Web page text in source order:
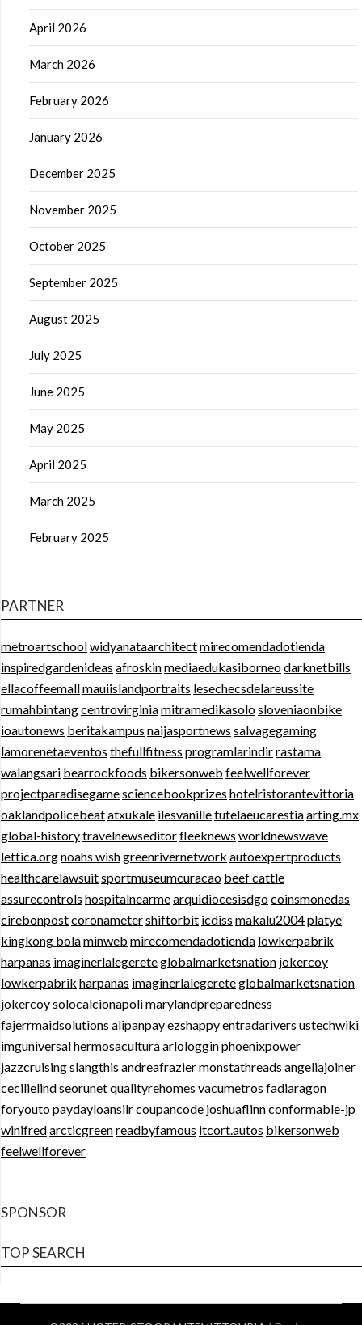
April 2026
March 2026
February 2026
January 2026
December 2025
November 2025
October 2025
September 2025
August 2025
July 2025
June 2025
May 2025
April 2025
March 2025
February 2025
PARTNER
metroartschoolwidyanataarchitectmirecomendadotienda
inspiredgardenideas afroskinmediaedukasiborneodarknetbills
ellacoffeemallmauiislandportraits lesechecsdelareussite
rumahbintangcentrovirginiamitramedikasolosloveniaonbike
ioautonews beritakampus naijasportnews salvagegaming
lamorenetaeventos thefullfitness programlarindirrastama
walangsari bearrockfoods bikersonweb feelwellforever
projectparadisegamesciencebookprizes hotelristorantevittoria
oaklandpolicebeatatxukale ilesvanilletutelaeucarestiaarting.mx
global-historytravelnewseditorfleeknews worldnewswave
lettica.orgnoahs wishgreenrivernetwork autoexpertproducts
healthcarelawsuitsportmuseumcuracao beef cattle
assurecontrols hospitalnearmearquidiocesisdgocoinsmonedas
cirebonpostcoronametershiftorbit icdiss makalu2004platye
kingkong bolaminweb mirecomendadotienda lowkerpabrik
harpanas imaginerlalegereteglobalmarketsnation jokercoy
lowkerpabrik harpanas imaginerlalegereteglobalmarketsnation
jokercoysolocalcionapolimarylandpreparedness
fajerrmaidsolutions alipanpayezshappyentradarivers ustechwiki
imguniversalhermosaculturaarlologginphoenixpower
jazzcruisingslangthis andreafraziermonstathreads angeliajoiner
cecilielindseorunetqualityrehomes vacumetros fadiaragon
foryoutopaydayloansilrcoupancode joshuaflinnconformable-jp
winifredarcticgreenreadbyfamous itcort.autos bikersonweb
feelwellforever
SPONSOR
TOP SEARCH